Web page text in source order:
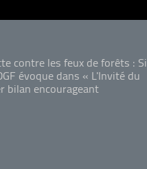
contre les feux de forêts : Si
évoque dans « L'Invité du
bilan encourageant